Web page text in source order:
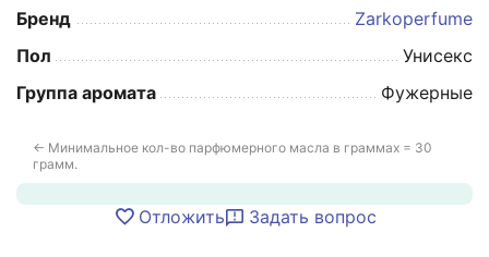
Бренд
Zarkoperfume
Пол
Унисекс
Группа аромата
Фужерные
← Минимальное кол-во парфюмерного масла в граммах = 30
грамм.
Отложить Задать вопрос